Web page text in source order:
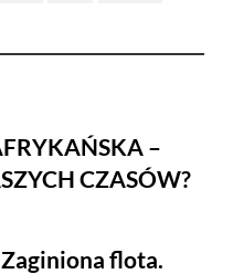
–
CZASÓW?
flota.